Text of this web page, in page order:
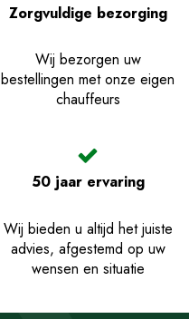
Zorgvuldige bezorging
Wij bezorgen uw
bestellingen met onze eigen
chauffeurs
50 jaar ervaring
Wij bieden u altijd het juiste
advies, afgestemd op uw
wensen en situatie